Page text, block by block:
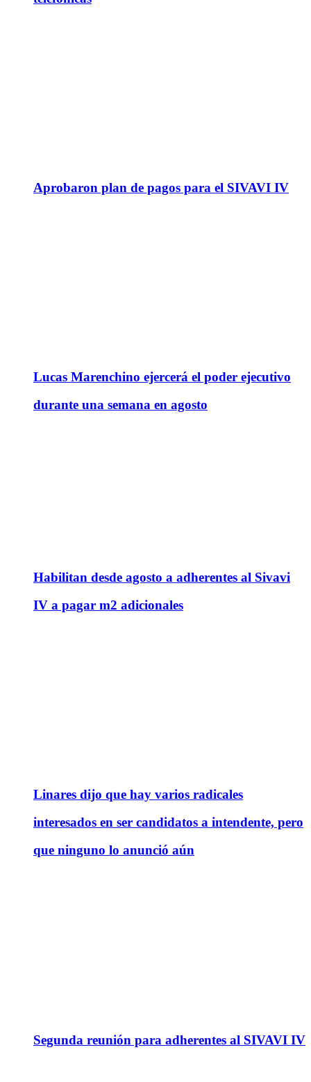
Aprobaron plan de pagos para el SIVAVI IV
Lucas Marenchino ejercerá el poder ejecutivo
durante una semana en agosto
Habilitan desde agosto a adherentes al Sivavi
IV a pagar m2 adicionales
Linares dijo que hay varios radicales
interesados en ser candidatos a intendente, pero
que ninguno lo anunció aún
Segunda reunión para adherentes al SIVAVI IV